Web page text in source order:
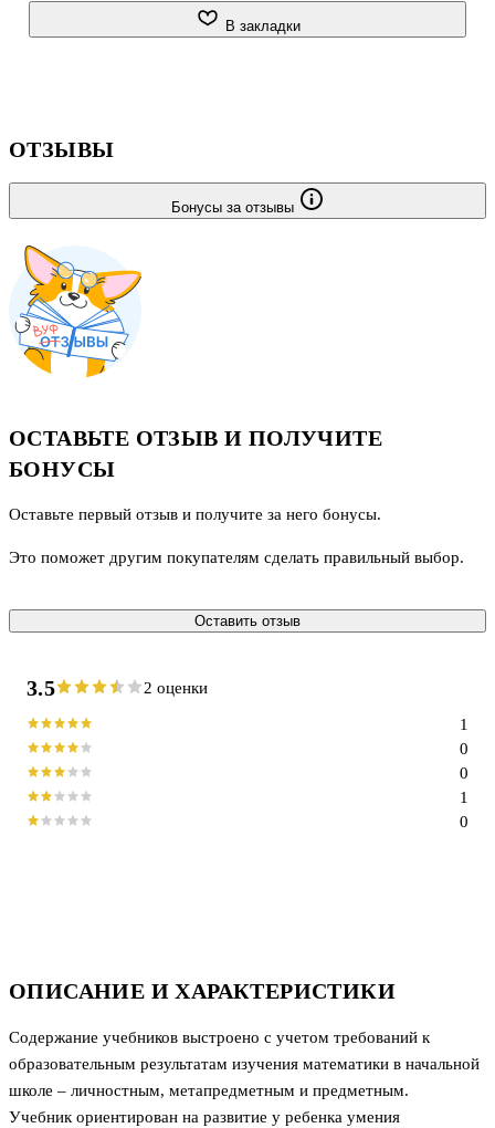
математических отношений и таким образом входят в мир
В закладки
ОПИСАНИЕ И ХАРАКТЕРИСТИКИ
Содержание учебников выстроено с учетом требований к
образовательным результатам изучения математики в начальной
школе – личностным, метапредметным и предметным.
Учебник ориентирован на развитие у ребенка умения
ОТЗЫВЫ
Бонусы за отзывы
ОСТАВЬТЕ ОТЗЫВ И ПОЛУЧИТЕ
БОНУСЫ
Оставьте первый отзыв и получите за него бонусы.
Это поможет другим покупателям сделать правильный выбор.
Оставить отзыв
3.5 2 оценки
0
1
0
0
1